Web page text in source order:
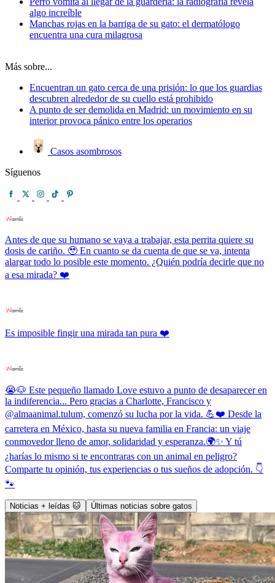
algo increíble
Manchas rojas en la barriga de su gato: el dermatólogo
encuentra una cura milagrosa
Más sobre...
Encuentran un gato cerca de una prisión: lo que los guardias
descubren alrededor de su cuello está prohibido
A punto de ser demolida en Madrid: un movimiento en su
interior provoca pánico entre los operarios
Casos asombrosos
Síguenos
Antes de que su humano se vaya a trabajar, esta perrita quiere su
dosis de cariño. 🥹 En cuanto se da cuenta de que se va, intenta
alargar todo lo posible este momento. ¿Quién podría decirle que no
a esa mirada? ❤️
Es imposible fingir una mirada tan pura ❤️
😭🐶 Este pequeño llamado Love estuvo a punto de desaparecer en
la indiferencia... Pero gracias a Charlotte, Francisco y
@almaanimal.tulum, comenzó su lucha por la vida. 💪❤️ Desde la
carretera en México, hasta su nueva familia en Francia: un viaje
conmovedor lleno de amor, solidaridad y esperanza.🌍✨ Y tú
¿harías lo mismo si te encontraras con un animal en peligro?
Comparte tu opinión, tus experiencias o tus sueños de adopción. 👇
🐾
Noticias + leídas 🐱 Últimas noticias sobre gatos